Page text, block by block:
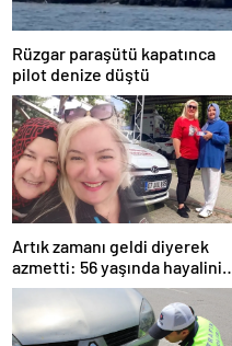
Rüzgar paraşütü kapatınca
pilot denize düştü
Artık zamanı geldi diyerek
azmetti: 56 yaşında hayalini
kurduğu ehliyete kavuştu